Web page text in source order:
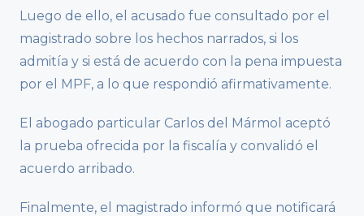
Luego de ello, el acusado fue consultado por el
magistrado sobre los hechos narrados, si los
admitía y si está de acuerdo con la pena impuesta
por el MPF, a lo que respondió afirmativamente.
El abogado particular Carlos del Mármol aceptó
la prueba ofrecida por la fiscalía y convalidó el
acuerdo arribado.
Finalmente, el magistrado informó que notificará